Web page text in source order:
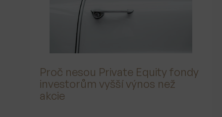
Proč nesou Private Equity fondy
investorům vyšší výnos než
akcie